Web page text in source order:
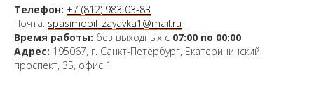
Телефон: +7 (812) 983 03-83
Почта: spasimobil_zayavka1@mail.ru
Время работы: без выходных с 07:00 по 00:00
Адрес: 195067, г. Санкт-Петербург, Екатерининский
проспект, 3Б, офис 1